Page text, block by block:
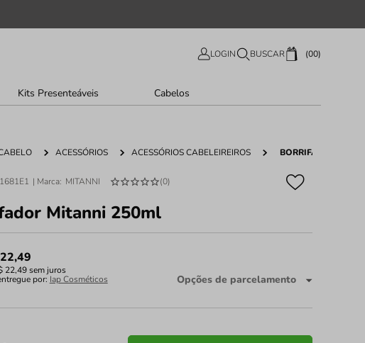
LOGIN BUSCAR 00
Kits Presenteáveis Cabelos
ACESSÓRIOS ACESSÓRIOS CABELEIREIROS BORRIFADOR
MITANNI (0)
Mitanni 250ml
22,49
22,49sem juros
por: Iap Cosméticos Opções de parcelamento